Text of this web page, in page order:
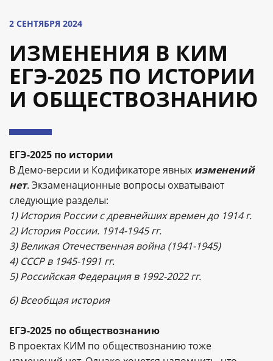
2 СЕНТЯБРЯ 2024
ИЗМЕНЕНИЯ В КИМ
ЕГЭ-2025 ПО ИСТОРИИ
И ОБЩЕСТВОЗНАНИЮ
ЕГЭ-2025 по истории
В Демо-версии и Кодификаторе явных изменений
нет. Экзаменационные вопросы охватывают
следующие разделы:
1) История России с древнейших времен до 1914 г.
2) История России. 1914-1945 гг.
3) Великая Отечественная война (1941-1945)
4) СССР в 1945-1991 гг.
5) Российская Федерация в 1992-2022 гг.
6) Всеобщая история
ЕГЭ-2025 по обществознанию
В проектах КИМ по обществознанию тоже